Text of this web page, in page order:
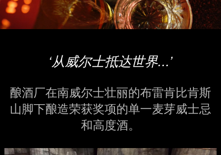
‘从威尔士抵达世界...’
酿酒厂在南威尔士壮丽的布雷肯比肯斯
山脚下酿造荣获奖项的单一麦芽威士忌
和高度酒。